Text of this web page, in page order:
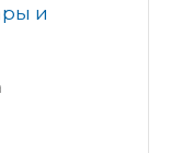
и